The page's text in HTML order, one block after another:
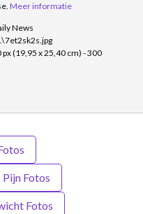
Meer informatie
News
(19,95 x 25,40 cm) - 300
Pijn Fotos
Fotos